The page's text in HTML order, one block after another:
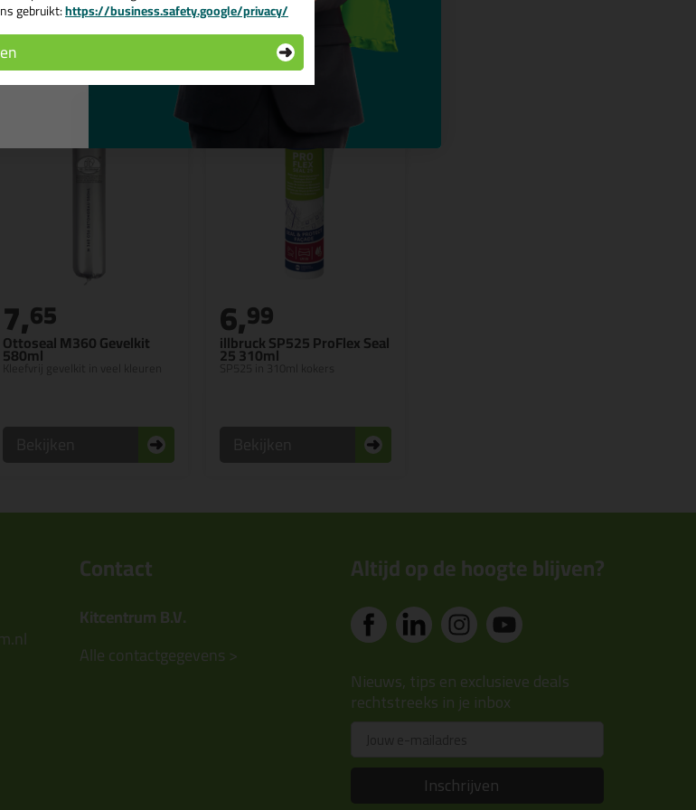
Ottoseal M360 Gevelkit
580ml
Kleefvrij gevelkit in veel kleuren
7,65
illbruck SP525 ProFlex Seal
25 310ml
SP525 in 310ml kokers
6,99
Contact
Kitcentrum B.V.
Alle contactgegevens >
Altijd op de hoogte blijven?
Nieuws, tips en exclusieve deals
rechtstreeks in je inbox
Inschrijven
gebruikt:https://business.safety.google/privacy/